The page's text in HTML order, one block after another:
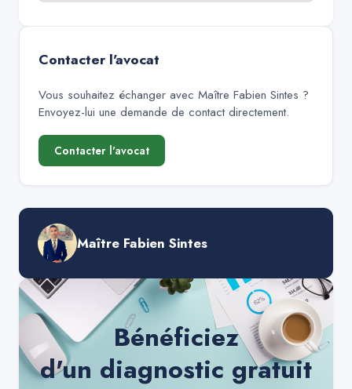
Contacter l'avocat
Vous souhaitez échanger avec Maître Fabien Sintes ?
Envoyez-lui une demande de contact directement.
Contacter l'avocat
Maître Fabien Sintes
Bénéficiez
d'un diagnostic gratuit